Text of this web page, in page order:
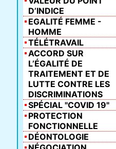
D’INDICE
EGALITÉ FEMME -
HOMME
TÉLÉTRAVAIL
ACCORD SUR
L’ÉGALITÉ DE
TRAITEMENT ET DE
LUTTE CONTRE LES
DISCRIMINATIONS
SPÉCIAL "COVID 19"
PROTECTION
FONCTIONNELLE
DÉONTOLOGIE